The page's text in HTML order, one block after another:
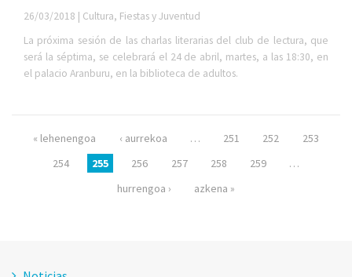
26/03/2018 | Cultura, Fiestas y Juventud
La próxima sesión de las charlas literarias del club de lectura, que
será la séptima, se celebrará el 24 de abril, martes, a las 18:30, en
el palacio Aranburu, en la biblioteca de adultos.
Páginas
« lehenengoa ‹ aurrekoa … 251 252
253
254
255 256 257 258 259
…
hurrengoa ›
azkena »